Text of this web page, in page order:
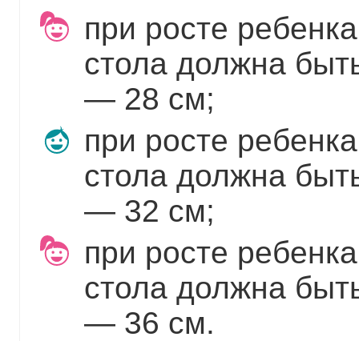
при росте
стола должна
— 28 см;
при росте
стола должна
— 32 см;
при росте
стола должна
— 36 см.